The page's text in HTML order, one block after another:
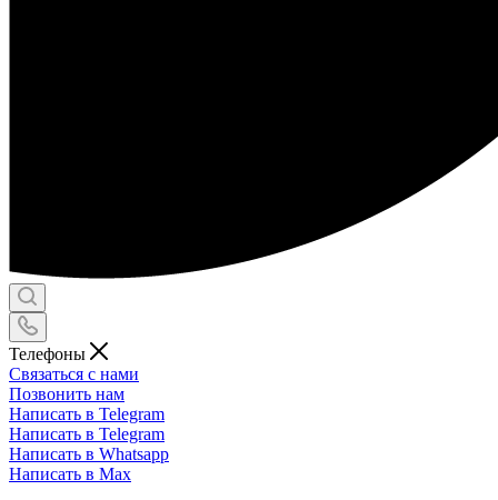
Телефоны
Связаться с нами
Позвонить нам
Написать в Telegram
Написать в Telegram
Написать в Whatsapp
Написать в Max